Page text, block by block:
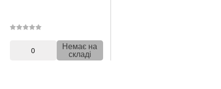
0
Немає на
складі